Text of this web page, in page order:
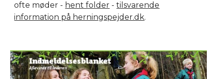
ofte møder - hent folder - tilsvarende
information på herningspejder.dk.